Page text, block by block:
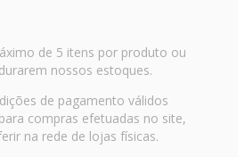
de 5 itens por produto ou
nossos estoques.
de pagamento válidos
compras efetuadas no site,
na rede de lojas físicas.